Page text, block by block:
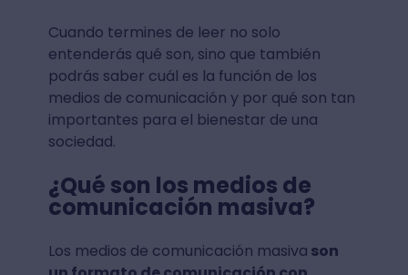
Cuando termines de leer no solo
entenderás qué son, sino que también
podrás saber cuál es la función de los
medios de comunicación y por qué son tan
importantes para el bienestar de una
sociedad.
¿Qué son los medios de
comunicación masiva?
Los medios de comunicación masiva son